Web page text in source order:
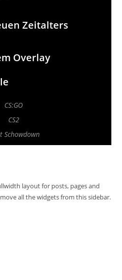
Zeitalters
Overlay
CS:GO
CS2
Schowdown
layout for posts, pages and
all the widgets from this sidebar.